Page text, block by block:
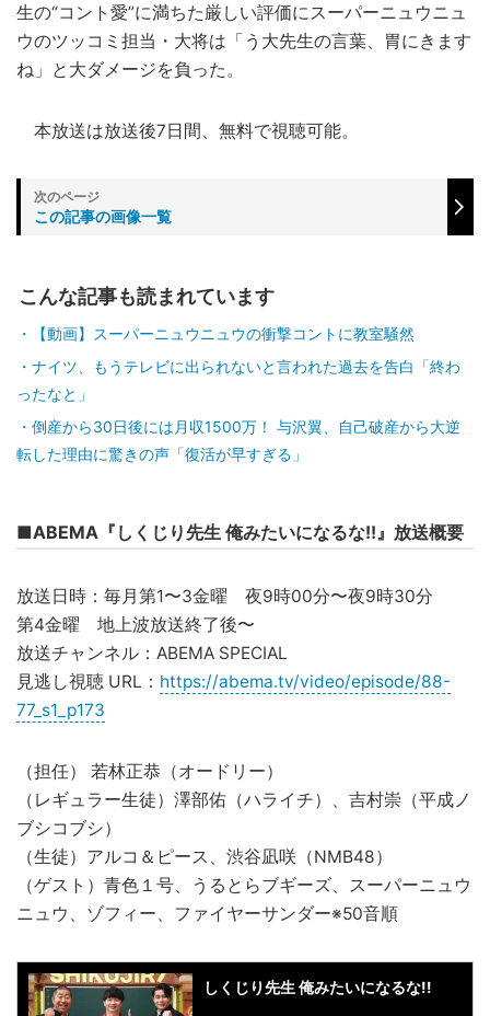
生の“コント愛”に満ちた厳しい評価にスーパーニュウニュ
ウのツッコミ担当・大将は「う大先生の言葉、胃にきます
ね」と大ダメージを負った。
本放送は放送後7日間、無料で視聴可能。
この記事の画像一覧
こんな記事も読まれています
【動画】スーパーニュウニュウの衝撃コントに教室騒然
ナイツ、もうテレビに出られないと言われた過去を告白「終わ
ったなと」
倒産から30日後には月収1500万！ 与沢翼、自己破産から大逆
転した理由に驚きの声「復活が早すぎる」
■ABEMA『しくじり先生 俺みたいになるな!!』放送概要
放送日時：毎月第1〜3金曜 夜9時00分〜夜9時30分
第4金曜 地上波放送終了後〜
放送チャンネル：ABEMA SPECIAL
見逃し視聴 URL： https://abema.tv/video/episode/88-
77_s1_p173
（担任） 若林正恭（オードリー）
（レギュラー生徒）澤部佑（ハライチ）、吉村崇（平成ノ
ブシコブシ）
（生徒）アルコ＆ピース、渋谷凪咲（NMB48）
（ゲスト）青色１号、うるとらブギーズ、スーパーニュウ
ニュウ、ゾフィー、ファイヤーサンダー※50音順
しくじり先生 俺みたいになるな!!